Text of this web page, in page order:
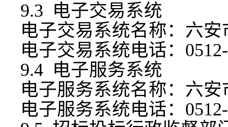
9.3 电子交易系统
电子交易系统名称：六
电子交易系统电话：
9.4 电子服务系统
电子服务系统名称：六
电子服务系统电话：